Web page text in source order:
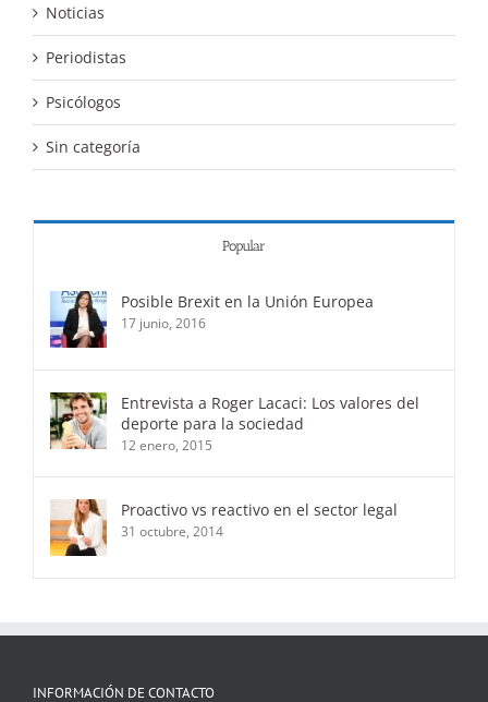
Noticias
Periodistas
Psicólogos
Sin categoría
Popular
Posible Brexit en la Unión Europea
17 junio, 2016
Entrevista a Roger Lacaci: Los valores del
deporte para la sociedad
12 enero, 2015
Proactivo vs reactivo en el sector legal
31 octubre, 2014
INFORMACIÓN DE CONTACTO